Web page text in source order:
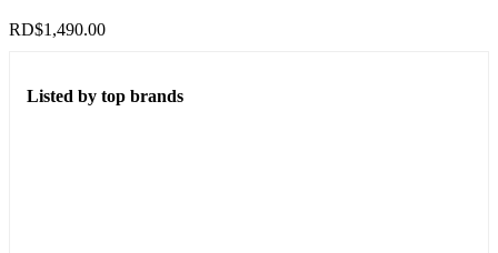
pueden
RD$1,490.00
Listed by top brands